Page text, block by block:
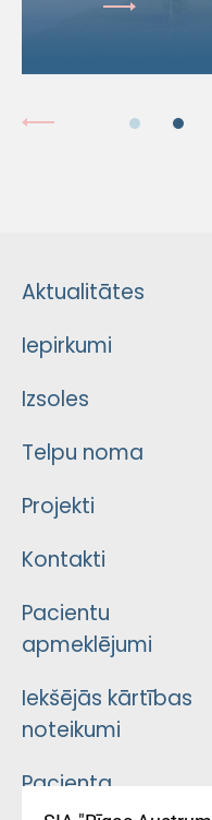
Aktualitātes
Iepirkumi
Izsoles
Telpu noma
Projekti
Kontakti
Pacientu
apmeklējumi
Iekšējās kārtības
noteikumi
Pacienta
atsauksmju/